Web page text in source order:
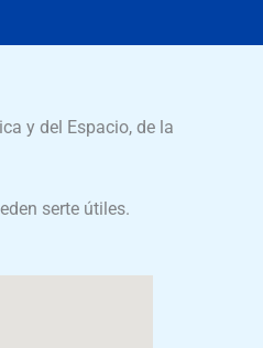
y del Espacio, de la
serte útiles.